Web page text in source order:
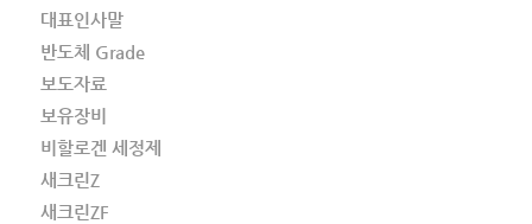
대표인사말
반도체 Grade
보도자료
보유장비
비할로겐 세정제
새크린Z
새크린ZF